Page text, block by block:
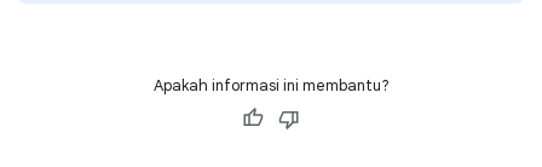
Apakah informasi ini membantu?